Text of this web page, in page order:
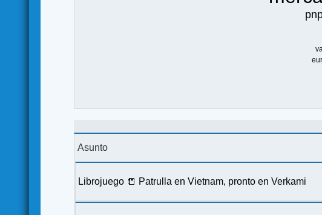
Asunto
Librojuego 📒 Patrulla en Vietnam, pronto en Verkami